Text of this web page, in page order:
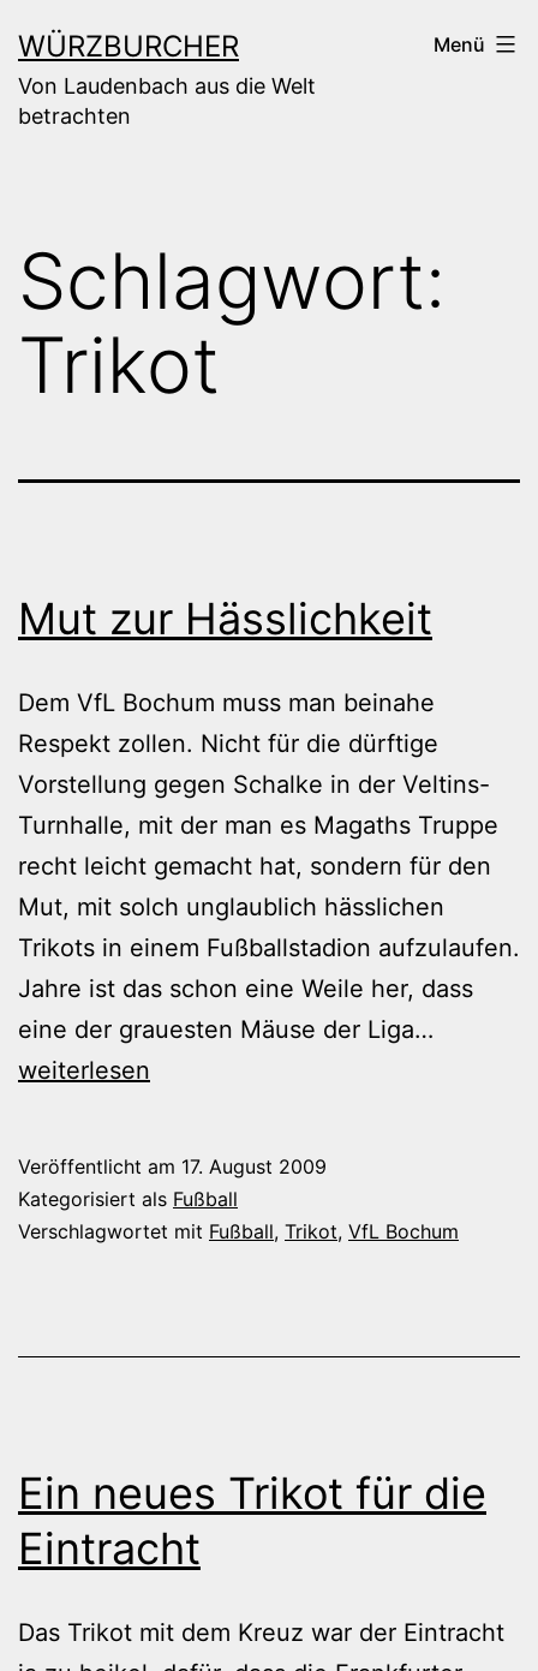
Inhalt
springen
WÜRZBURCHER
Von Laudenbach aus die Welt
betrachten
Menü
Schlagwort:
Trikot
Mut zur Hässlichkeit
Dem VfL Bochum muss man beinahe
Respekt zollen. Nicht für die dürftige
Vorstellung gegen Schalke in der Veltins-
Turnhalle, mit der man es Magaths Truppe
recht leicht gemacht hat, sondern für den
Mut, mit solch unglaublich hässlichen
Trikots in einem Fußballstadion aufzulaufen.
Jahre ist das schon eine Weile her, dass
eine der grauesten Mäuse der Liga…
weiterlesen
Veröffentlicht am 17. August 2009
Kategorisiert als Fußball
Verschlagwortet mit Fußball, Trikot, VfL Bochum
Ein neues Trikot für die
Eintracht
Das Trikot mit dem Kreuz war der Eintracht